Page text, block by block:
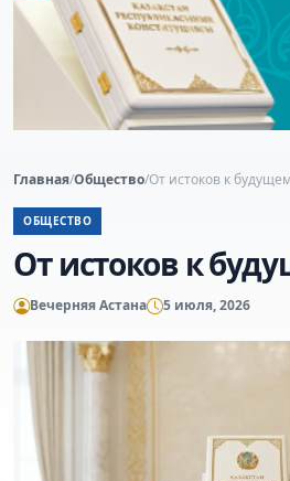
Главная/Общество/От истоков к
ОБЩЕСТВО
От истоков к
Вечерняя Астана 5 июля, 2026